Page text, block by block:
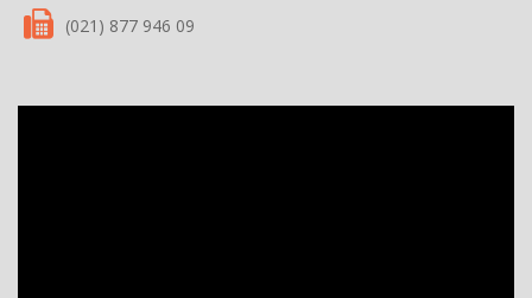
(021) 877 946 09